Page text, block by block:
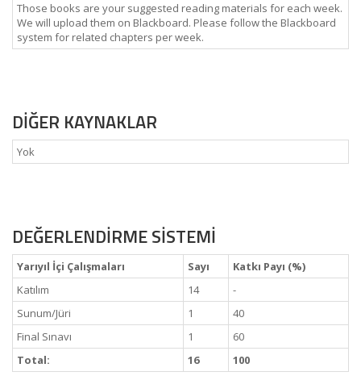
Those books are your suggested reading materials for each week.
We will upload them on Blackboard. Please follow the Blackboard
system for related chapters per week.
DİĞER KAYNAKLAR
Yok
DEĞERLENDİRME SİSTEMİ
Yarıyıl İçi Çalışmaları Sayı
Katkı Payı (%)
Katılım
14
-
Sunum/Jüri
1
40
Final Sınavı
1
60
Total:
16 100